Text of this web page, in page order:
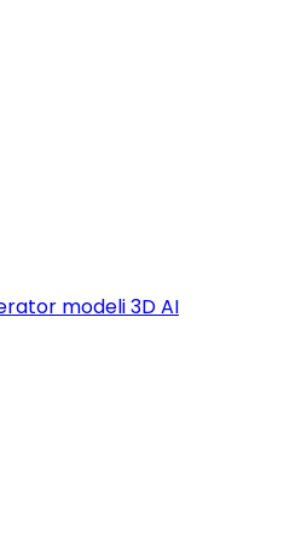
modeli 3D AI